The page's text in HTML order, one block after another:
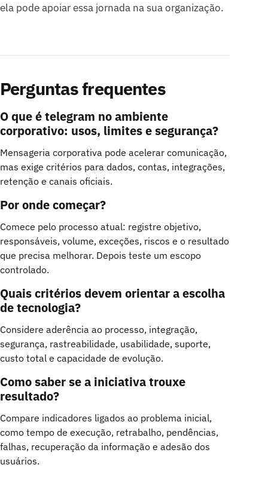
ela pode apoiar essa jornada na sua organização.
Perguntas frequentes
O que é telegram no ambiente
corporativo: usos, limites e segurança?
Mensageria corporativa pode acelerar comunicação,
mas exige critérios para dados, contas, integrações,
retenção e canais oficiais.
Por onde começar?
Comece pelo processo atual: registre objetivo,
responsáveis, volume, exceções, riscos e o resultado
que precisa melhorar. Depois teste um escopo
controlado.
Quais critérios devem orientar a escolha
de tecnologia?
Considere aderência ao processo, integração,
segurança, rastreabilidade, usabilidade, suporte,
custo total e capacidade de evolução.
Como saber se a iniciativa trouxe
resultado?
Compare indicadores ligados ao problema inicial,
como tempo de execução, retrabalho, pendências,
falhas, recuperação da informação e adesão dos
usuários.